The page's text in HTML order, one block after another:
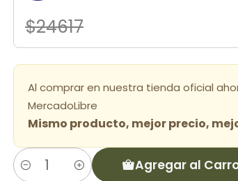
$24617
Al comprar en nuestra tienda oficial
MercadoLibre
Mismo producto, mejor precio,
Cantidad Agregar al